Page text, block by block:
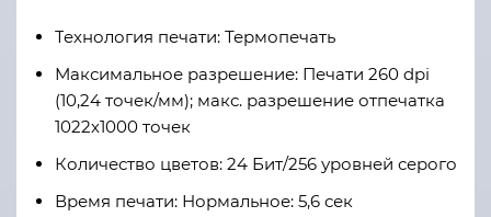
Технология печати: Термопечать
Максимальное разрешение: Печати 260 dpi
(10,24 точек/мм); макс. разрешение отпечатка
1022х1000 точек
Количество цветов: 24 Бит/256 уровней серого
Время печати: Нормальное: 5,6 сек